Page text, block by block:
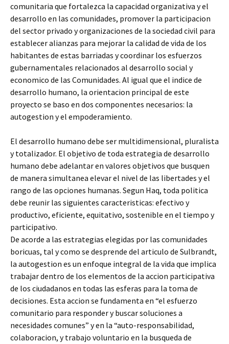
comunitaria que fortalezca la capacidad organizativa y el
desarrollo en las comunidades, promover la participacion
del sector privado y organizaciones de la sociedad civil para
establecer alianzas para mejorar la calidad de vida de los
habitantes de estas barriadas y coordinar los esfuerzos
gubernamentales relacionados al desarrollo social y
economico de las Comunidades. Al igual que el indice de
desarrollo humano, la orientacion principal de este
proyecto se baso en dos componentes necesarios: la
autogestion y el empoderamiento.
El desarrollo humano debe ser multidimensional, pluralista
y totalizador. El objetivo de toda estrategia de desarrollo
humano debe adelantar en valores objetivos que busquen
de manera simultanea elevar el nivel de las libertades y el
rango de las opciones humanas. Segun Haq, toda politica
debe reunir las siguientes caracteristicas: efectivo y
productivo, eficiente, equitativo, sostenible en el tiempo y
participativo.
De acorde a las estrategias elegidas por las comunidades
boricuas, tal y como se desprende del articulo de Sulbrandt,
la autogestion es un enfoque integral de la vida que implica
trabajar dentro de los elementos de la accion participativa
de los ciudadanos en todas las esferas para la toma de
decisiones. Esta accion se fundamenta en “el esfuerzo
comunitario para responder y buscar soluciones a
necesidades comunes” y en la “auto-responsabilidad,
colaboracion, y trabajo voluntario en la busqueda de